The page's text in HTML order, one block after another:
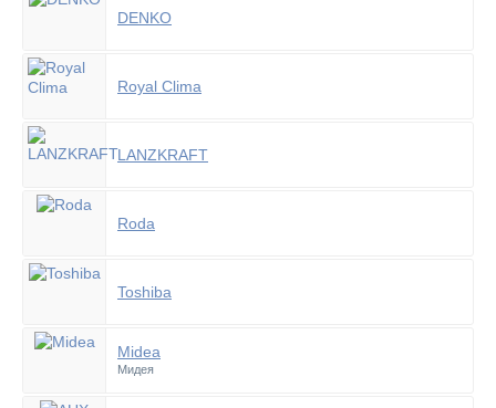
DENKO
Royal Clima
LANZKRAFT
Roda
Toshiba
Midea
Мидея